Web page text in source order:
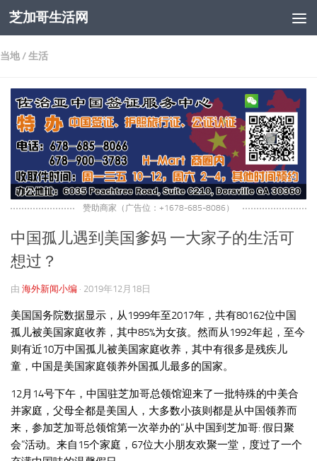
跳至内容
芝加哥生活网
当地/生活
赞助商家（广告位：+1678-685-8086）
中国孤儿遇到美国爹妈 一大家子的生活可
想过？
由 海外新闻小编 · 2019年12月18日
美国国务院数据显示，从1999年至2017年，共有80162位中国
孤儿被美国家庭收养，其中85%为女孩。然而从1992年起，至今
则有近10万中国孤儿被美国家庭收养，其中有很多是残疾儿
童，中国是美国家庭领养外国孤儿最多的国家。
12月14号下午，中国驻芝加哥总领馆迎来了一批特殊的中美合
并家庭，父母全都是美国人，大多数小孩则都是从中国领养而
来，参加芝加哥总领馆第一次举办的“从中国到芝加哥: 假日聚
会”活动。来自15个家庭，67位大小朋友欢聚一堂，度过了一个